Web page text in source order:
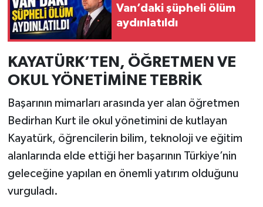
Van’daki şüpheli ölüm
aydınlatıldı
KAYATÜRK’TEN, ÖĞRETMEN VE
OKUL YÖNETİMİNE TEBRİK
Başarının mimarları arasında yer alan öğretmen
Bedirhan Kurt ile okul yönetimini de kutlayan
Kayatürk, öğrencilerin bilim, teknoloji ve eğitim
alanlarında elde ettiği her başarının Türkiye’nin
geleceğine yapılan en önemli yatırım olduğunu
vurguladı.